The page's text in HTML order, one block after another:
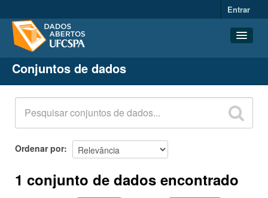
Entrar
Conjuntos de dados
Organizações
Grupos
Sobre
Conjuntos de dados
Ordenar por
1 conjunto de dados encontrado